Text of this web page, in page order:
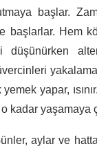
başlar.
başlarlar. Hem
düşünürken
yemek yapar,
kadar yaşamaya
aylar ve